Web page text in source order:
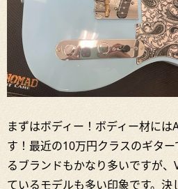
まずはボディー！ボディー材に
す！最近の10万円クラスのギタ
るブランドもかなり多いですが
ているモデルも多い印象です。